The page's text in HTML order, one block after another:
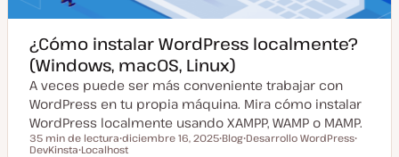
¿Cómo instalar WordPress localmente?
(Windows, macOS, Linux)
A veces puede ser más conveniente trabajar con
WordPress en tu propia máquina. Mira cómo instalar
WordPress localmente usando XAMPP, WAMP o MAMP.
Tiempo de lectura
35 min de lectura
F
diciembre 16, 2025 Blog Desarrollo WordPress
DevKinsta Localhost